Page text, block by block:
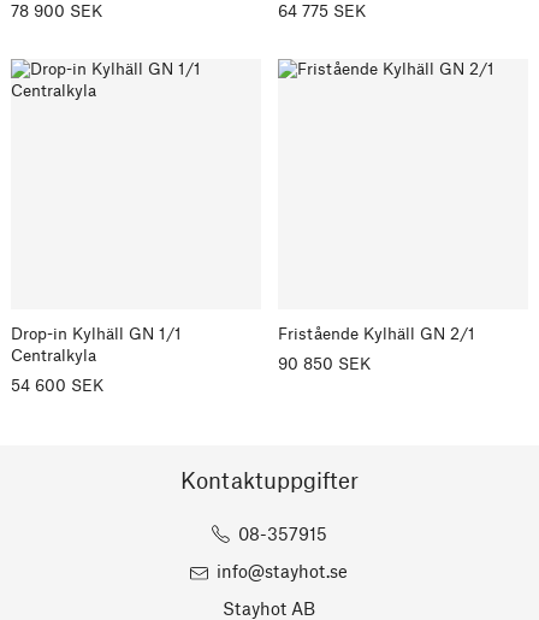
78 900 SEK
64 775 SEK
Drop-in Kylhäll GN 1/1
Centralkyla
54 600 SEK
Fristående Kylhäll GN 2/1
90 850 SEK
Kontaktuppgifter
Stayhot AB
08-357915
info@stayhot.se